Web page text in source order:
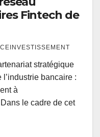
Fintech de
stratégique
bancaire :
à
le cadre de cet